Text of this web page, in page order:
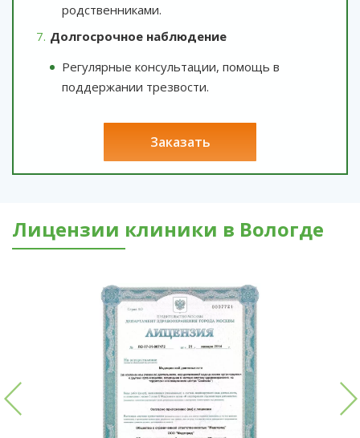
родственниками.
Долгосрочное наблюдение
Регулярные консультации, помощь в
поддержании трезвости.
заказать
Лицензии клиники в Вологде